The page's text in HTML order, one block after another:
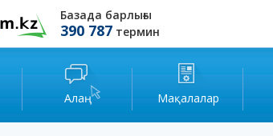
Базада барлығы
390 787 термин
Алаң Мақалалар